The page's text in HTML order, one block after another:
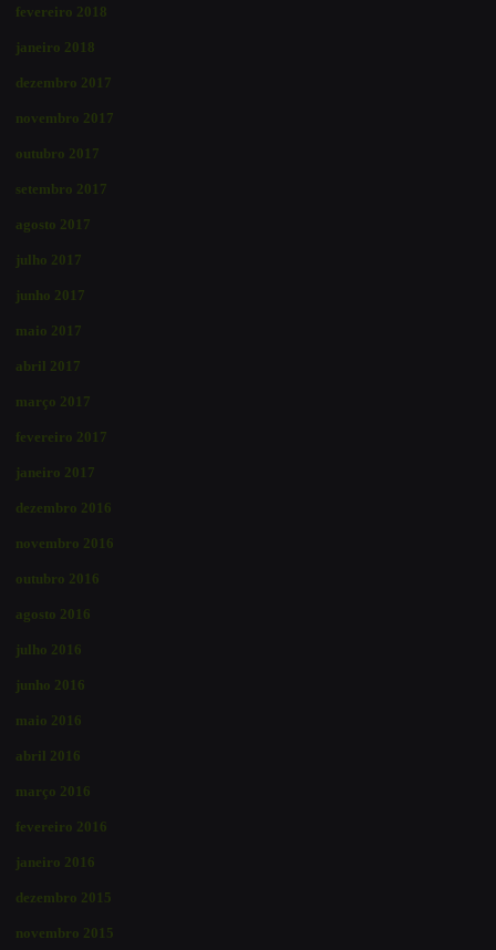
fevereiro 2018
janeiro 2018
dezembro 2017
novembro 2017
outubro 2017
setembro 2017
agosto 2017
julho 2017
junho 2017
maio 2017
abril 2017
março 2017
fevereiro 2017
janeiro 2017
dezembro 2016
novembro 2016
outubro 2016
agosto 2016
julho 2016
junho 2016
maio 2016
abril 2016
março 2016
fevereiro 2016
janeiro 2016
dezembro 2015
novembro 2015